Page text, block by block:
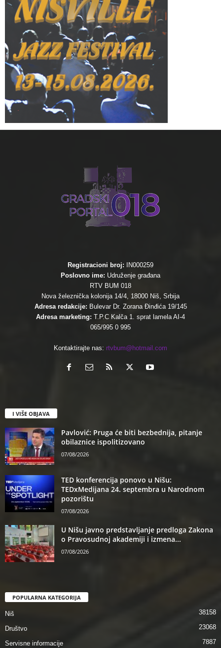
Registracioni broj:
IN000259
Poslovno ime: Udruženje građana
RTV BUM 018
Nova železnička kolonija 14/4, 18000 Niš, Srbija
Adresa redakcije: Bulevar Dr. Zorana Đinđića 19/145
Adresa marketing: T.P.C Kalča 1. sprat lamela AI-4
065/995 0 995
Kontaktirajte nas: rtvbum@hotmail.com
I VIŠE OBJAVA
Pavlović: Pruga će biti bezbednija, pitanje
obilaznice ispolitizovano
07/08/2026
TED konferencija ponovo u Nišu:
TEDxMedijana 24. septembra u Narodnom
pozorištu
07/08/2026
U Nišu javno predstavljanje predloga Zakona
o Pravosudnoj akademiji i izmena...
07/08/2026
POPULARNA KATEGORIJA
Niš 38158
Društvo 23068
Servisne informacije 7887